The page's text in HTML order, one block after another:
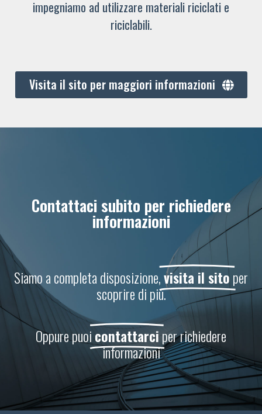
impegniamo ad utilizzare materiali riciclati e
riciclabili.
Visita il sito per maggiori informazioni
Contattaci subito per richiedere
informazioni
Siamo a completa disposizione,visita il sitoper
scoprire di più.
Oppure puoicontattarciper richiedere
informazioni